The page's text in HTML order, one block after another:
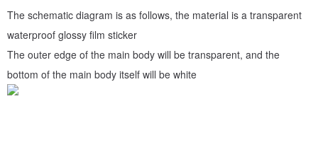
The schematic diagram is as follows, the material is a transparent
waterproof glossy film sticker
The outer edge of the main body will be transparent, and the
bottom of the main body itself will be white